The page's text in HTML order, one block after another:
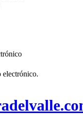
electrónico.